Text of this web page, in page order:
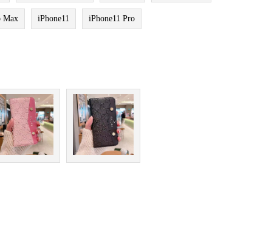
Max iPhone11 iPhone11 Pro